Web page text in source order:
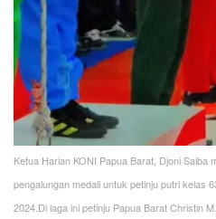
Ketua Harian KONI Papua Barat, Djoni Saiba
pengalungan medali untuk petinju putri kelas
2024.Di laga ini petinju Papua Barat Christin